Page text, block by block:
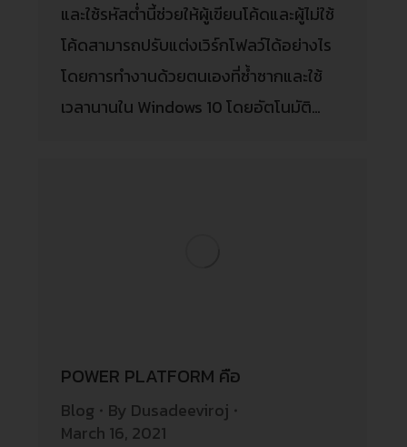
และใช้รหัสต่ำนี้ช่วยให้ผู้เขียนโค้ดและผู้ไม่ใช้
โค้ดสามารถปรับแต่งเวิร์กโฟลว์ได้อย่างไร
โดยการทำงานด้วยตนเองที่ซ้ำซากและใช้
เวลานานใน Windows 10 โดยอัตโนมัติ…
POWER PLATFORM คือ
Blog By Dusadeeviroj
March 16, 2021